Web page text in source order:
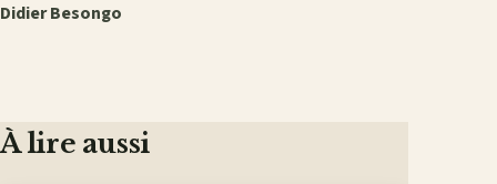
Didier Besongo
À lire aussi